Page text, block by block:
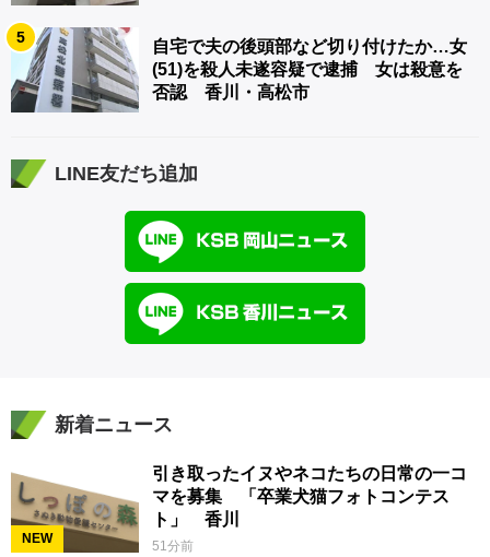
5
自宅で夫の後頭部など切り付けたか…女
(51)を殺人未遂容疑で逮捕 女は殺意を
否認 香川・高松市
LINE友だち追加
新着ニュース
NEW
引き取ったイヌやネコたちの日常の一コ
マを募集 「卒業犬猫フォトコンテス
ト」 香川
51分前